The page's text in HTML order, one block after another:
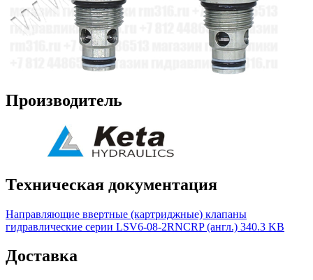
Производитель
Техническая документация
Направляющие ввертные (картриджные) клапаны
гидравлические серии LSV6-08-2RNCRP (англ.) 340.3 KB
Доставка